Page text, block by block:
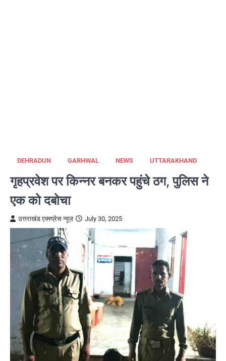
DEHRADUN GARHWAL NEWS UTTARAKHAND
गृहप्रवेश पर किन्नर बनकर पहुंचे ठग, पुलिस ने
एक को दबोचा
उत्तराखंड एक्स्प्रेस न्यूज़ July 30, 2025